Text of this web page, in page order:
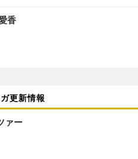
香
更新情報
ァー